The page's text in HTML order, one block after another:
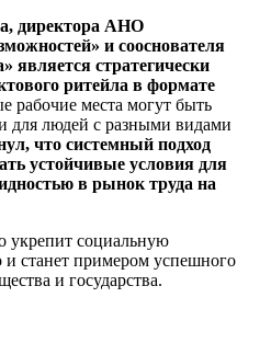
директора АНО
и сооснователя
является стратегически
ритейла в формате
рабочие места могут быть
людей с разными видами
что системный подход
устойчивые условия для
в рынок труда на
укрепит социальную
и станет примером успешного
и государства.